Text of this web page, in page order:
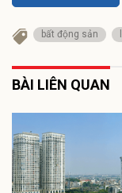
bất động sản
BÀI LIÊN QUAN